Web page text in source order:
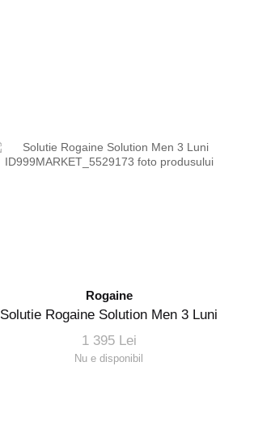
Rogaine
Solutie Rogaine Solution Men 3 Luni
1 395 Lei
Nu e disponibil